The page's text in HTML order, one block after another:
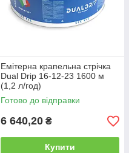
Емітерна крапельна стрічка
Dual Drip 16-12-23 1600 м
(1,2 л/год)
Готово до відправки
6 640,20 ₴
Купити